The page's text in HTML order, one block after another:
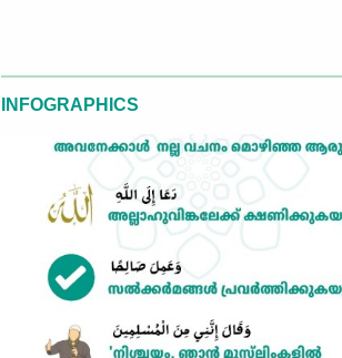
INFOGRAPHICS